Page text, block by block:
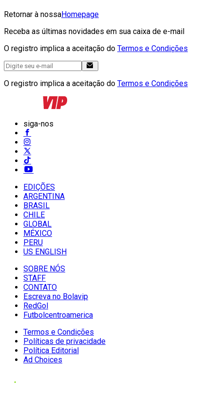
Retornar à nossaHomepage
Receba as últimas novidades em sua caixa de e-mail
O registro implica a aceitação do Termos e Condições
O registro implica a aceitação do Termos e Condições
siga-nos
EDIÇÕES
ARGENTINA
BRASIL
CHILE
GLOBAL
MÉXICO
PERU
US ENGLISH
SOBRE NÓS
STAFF
CONTATO
Escreva no Bolavip
RedGol
Futbolcentroamerica
Termos e Condições
Políticas de privacidade
Política Editorial
Ad Choices